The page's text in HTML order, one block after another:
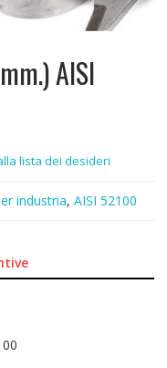
AISI
lista dei desideri
industria, AISI 52100